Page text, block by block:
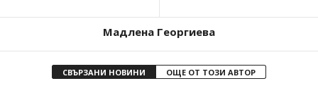
Мадлена Георгиева
СВЪРЗАНИ НОВИНИ ОЩЕ ОТ ТОЗИ АВТОР